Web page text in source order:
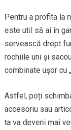
Pentru a profita la
este util să ai în
servească drept
rochiile uni și
combinate ușor cu
Astfel, poți
accesoriu sau
ta va deveni mai